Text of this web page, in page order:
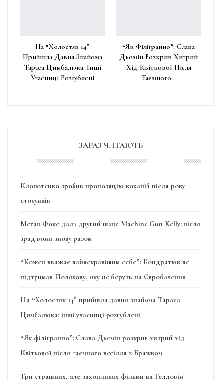
На “Холостяк 14”
Прийшла Давня Знайома
Тараса Цимбалюка: Інші
Учасниці Розгублені
“Як Філігранно”: Слава
Дьомін Розкрив Хитрий
Хід Квіткової Після
Таємного…
ЗАРАЗ ЧИТАЮТЬ
Клопотенко зробив пропозицію коханій після року
стосунків
Меган Фокс дала другий шанс Machine Gun Kelly: після
зрад вони знову разом
“Кожен вважає найяскравішим себе”: Кондратюк не
підтримав Полякову, яку не беруть на Євробачення
На “Холостяк 14” прийшла давня знайома Тараса
Цимбалюка: інші учасниці розгублені
“Як філігранно”: Слава Дьомін розкрив хитрий хід
Квіткової після таємного весілля з Бражком
Три страшних, але захопливих фільми на Гелловін